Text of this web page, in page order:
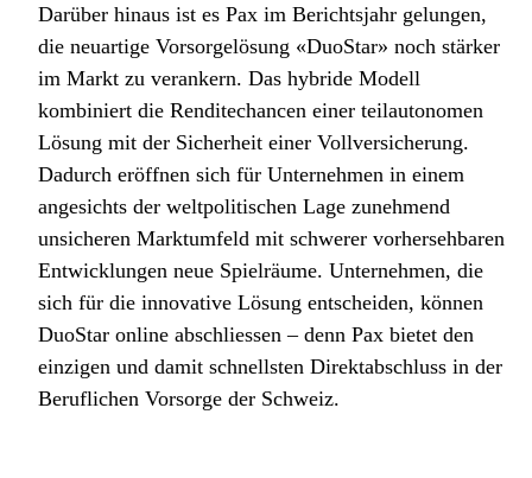
Darüber hinaus ist es Pax im Berichtsjahr gelungen,
die neuartige Vorsorgelösung «DuoStar» noch stärker
im Markt zu verankern. Das hybride Modell
kombiniert die Renditechancen einer teilautonomen
Lösung mit der Sicherheit einer Vollversicherung.
Dadurch eröffnen sich für Unternehmen in einem
angesichts der weltpolitischen Lage zunehmend
unsicheren Marktumfeld mit schwerer vorhersehbaren
Entwicklungen neue Spielräume. Unternehmen, die
sich für die innovative Lösung entscheiden, können
DuoStar online abschliessen – denn Pax bietet den
einzigen und damit schnellsten Direktabschluss in der
Beruflichen Vorsorge der Schweiz.